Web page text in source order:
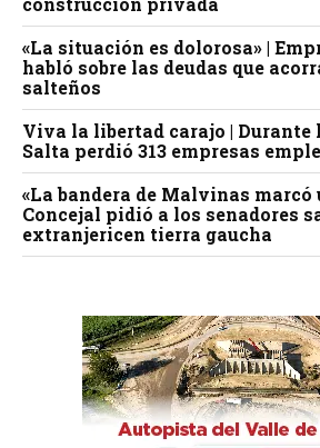
«La situación es dolorosa» |
habló sobre las deudas que
salteños
Viva la libertad carajo |
Salta perdió 313 empresas
«La bandera de Malvinas marcó
Concejal pidió a los senadores
extranjericen tierra gaucha